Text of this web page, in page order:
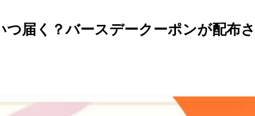
届く？バースデークーポンが配布さ